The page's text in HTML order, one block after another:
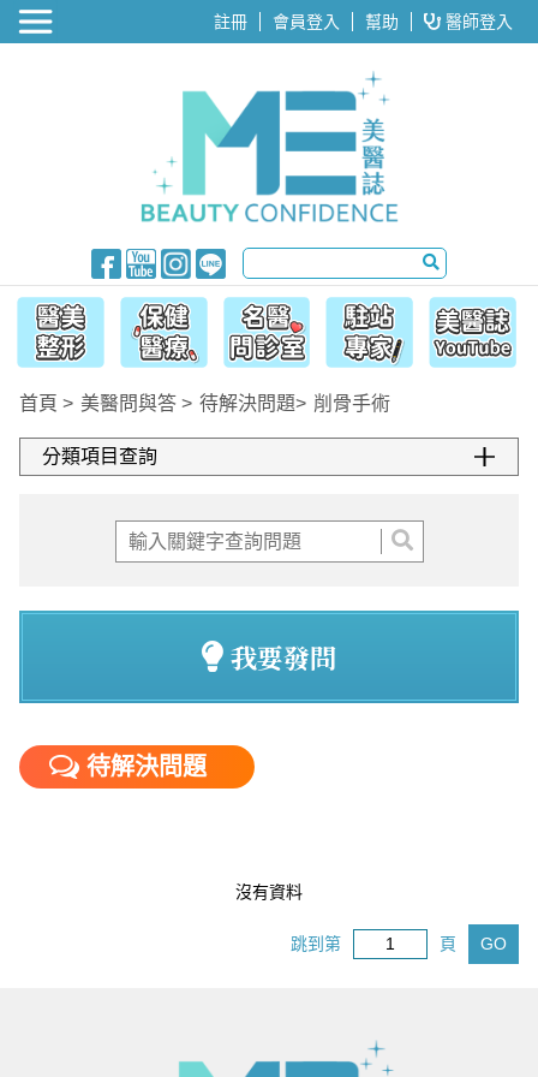
醫美整形 註冊 會員登入 幫助 醫師登入
首頁 美醫問與答 待解決問題 削骨手術
我要發問
待解決問題
沒有資料
跳到第 頁 GO